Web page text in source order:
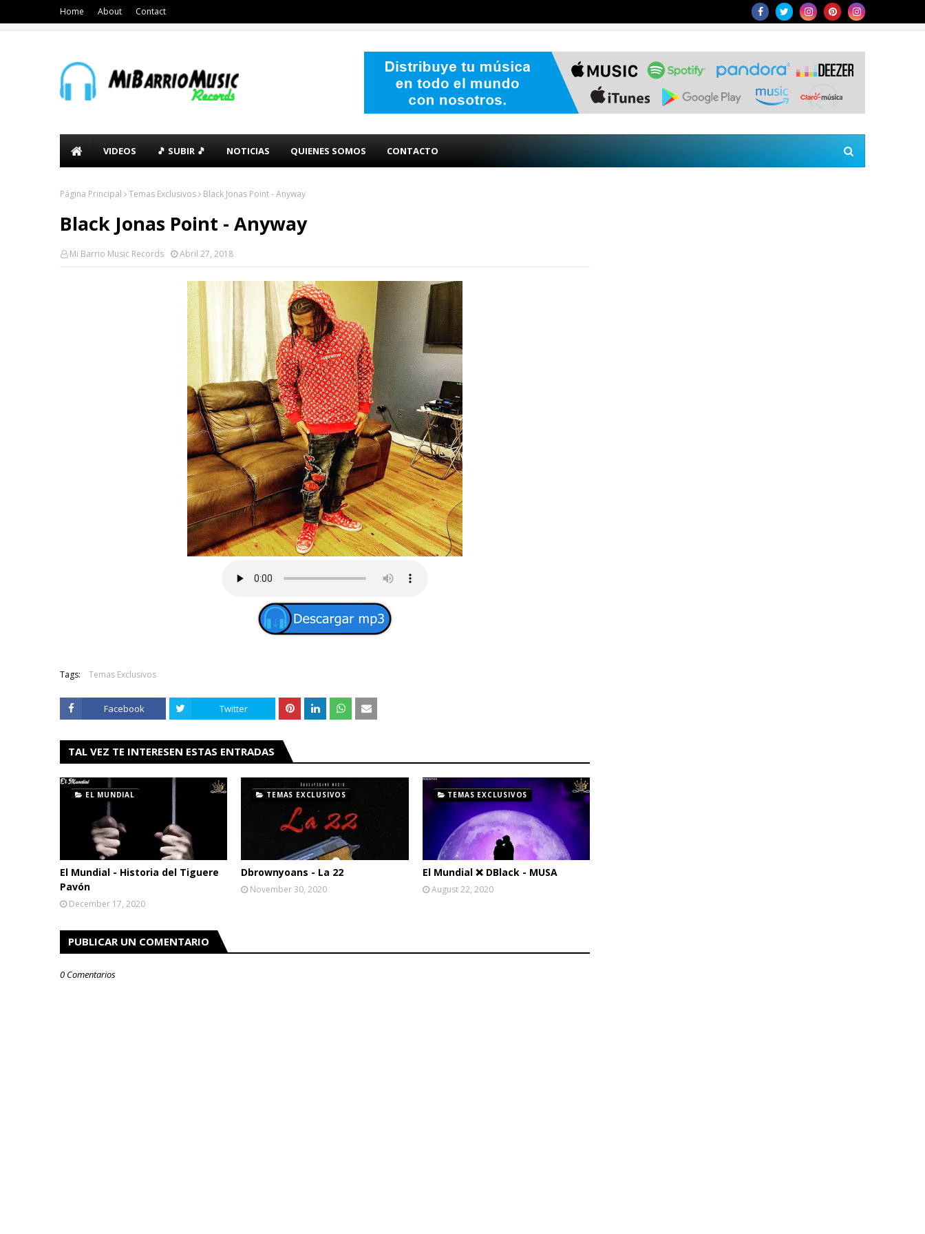
Home About Contact
VIDEOS 🎵 SUBIR 🎵 NOTICIAS QUIENES SOMOS CONTACTO
Página Principal Temas Exclusivos Black Jonas Point - Anyway
Black Jonas Point - Anyway
Mi Barrio Music Records Abril 27, 2018
Tags: Temas Exclusivos
Facebook Twitter
TAL VEZ TE INTERESEN ESTAS ENTRADAS
EL MUNDIAL
El Mundial - Historia del Tiguere
Pavón
December 17, 2020
TEMAS EXCLUSIVOS
Dbrownyoans - La 22
November 30, 2020
TEMAS EXCLUSIVOS
El Mundial ❌ DBlack - MUSA
August 22, 2020
PUBLICAR UN COMENTARIO
0 Comentarios